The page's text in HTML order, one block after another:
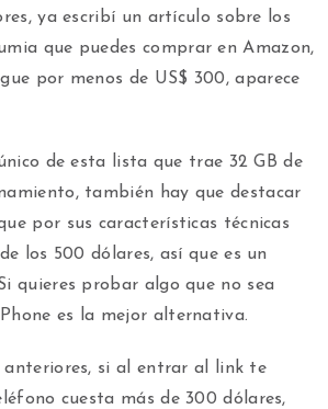
ya escribí un artículo sobre los
que puedes comprar en Amazon,
por menos de US$ 300, aparece
de esta lista que trae 32 GB de
también hay que destacar
por sus características técnicas
los 500 dólares, así que es un
quieres probar algo que no sea
es la mejor alternativa.
anteriores, si al entrar al link te
cuesta más de 300 dólares,